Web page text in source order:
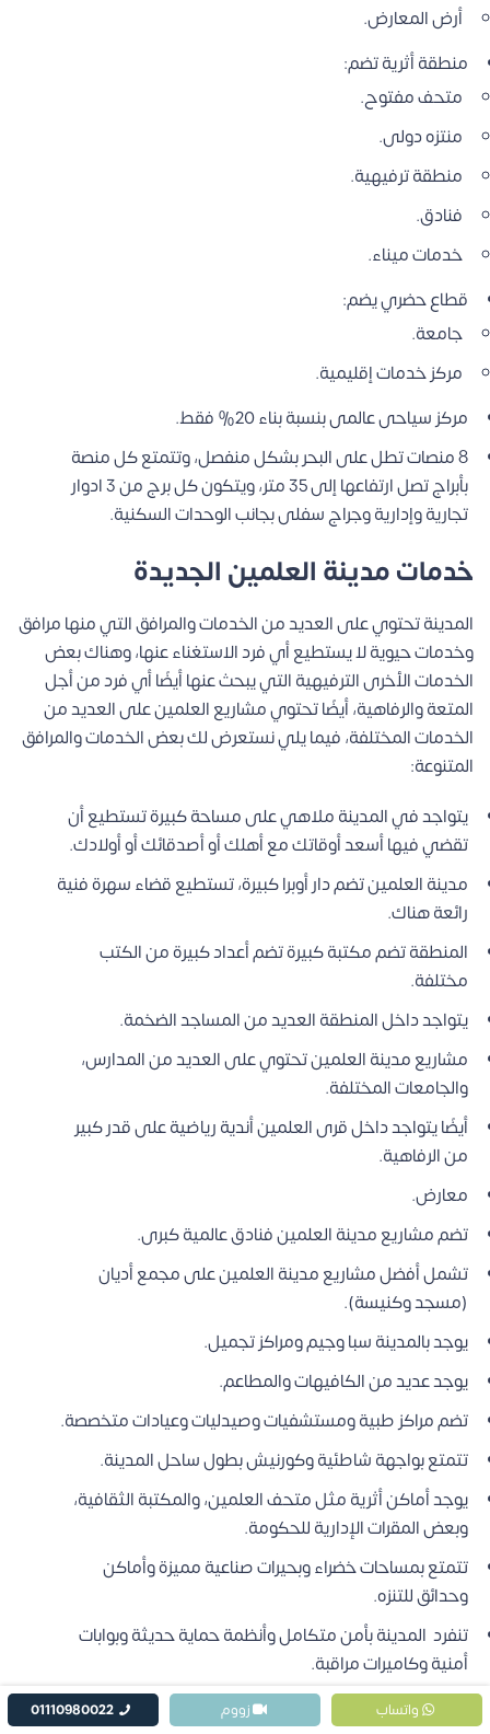
أرض المعارض.
منطقة أثرية تضم:
متحف مفتوح.
منتزه دولى.
منطقة ترفيهية.
فنادق.
خدمات ميناء.
قطاع حضري يضم:
جامعة.
مركز خدمات إقليمية.
مركز سياحى عالمى بنسبة بناء 20% فقط.
8 منصات تطل على البحر بشكل منفصل، وتتمتع كل منصة
بأبراج تصل ارتفاعها إلى 35 متر، ويتكون كل برج من 3 ادوار
تجارية وإدارية وجراج سفلى بجانب الوحدات السكنية.
خدمات مدينة العلمين الجديدة
المدينة تحتوي على العديد من الخدمات والمرافق التي منها مرافق
وخدمات حيوية لا يستطيع أي فرد الاستغناء عنها، وهناك بعض
الخدمات الأخرى الترفيهية التي يبحث عنها أيضًا أي فرد من أجل
المتعة والرفاهية، أيضًا تحتوي مشاريع العلمين على العديد من
الخدمات المختلفة، فيما يلي نستعرض لك بعض الخدمات والمرافق
المتنوعة:
يتواجد في المدينة ملاهي على مساحة كبيرة تستطيع أن
تقضي فيها أسعد أوقاتك مع أهلك أو أصدقائك أو أولادك.
مدينة العلمين تضم دار أوبرا كبيرة، تستطيع قضاء سهرة فنية
رائعة هناك.
المنطقة تضم مكتبة كبيرة تضم أعداد كبيرة من الكتب
مختلفة.
يتواجد داخل المنطقة العديد من المساجد الضخمة.
مشاريع مدينة العلمين تحتوي على العديد من المدارس،
والجامعات المختلفة.
أيضًا يتواجد داخل قرى العلمين أندية رياضية على قدر كبير
من الرفاهية.
معارض.
تضم مشاريع مدينة العلمين فنادق عالمية كبرى.
تشمل أفضل مشاريع مدينة العلمين على مجمع أديان
(مسجد وكنيسة).
يوجد بالمدينة سبا وجيم ومراكز تجميل.
يوجد عديد من الكافيهات والمطاعم.
تضم مراكز طبية ومستشفيات وصيدليات وعيادات متخصصة.
تتمتع بواجهة شاطئية وكورنيش بطول ساحل المدينة.
يوجد أماكن أثرية مثل متحف العلمين، والمكتبة الثقافية،
وبعض المقرات الإدارية للحكومة.
تتمتع بمساحات خضراء وبحيرات صناعية مميزة وأماكن
وحدائق للتنزه.
تنفرد المدينة بأمن متكامل وأنظمة حماية حديثة وبوابات
أمنية وكاميرات مراقبة.
يوجد عديد من المولات التجارية والأماكن الترفيهية وأماكن
واتساب 01110980022 زووم